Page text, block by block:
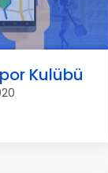
Kulübü